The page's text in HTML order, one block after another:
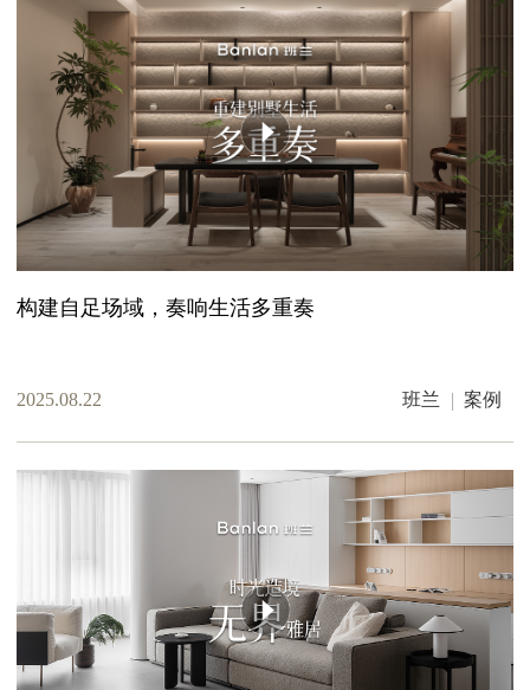
构建自足场域，奏响生活多重奏
2025.08.22 班兰 案例